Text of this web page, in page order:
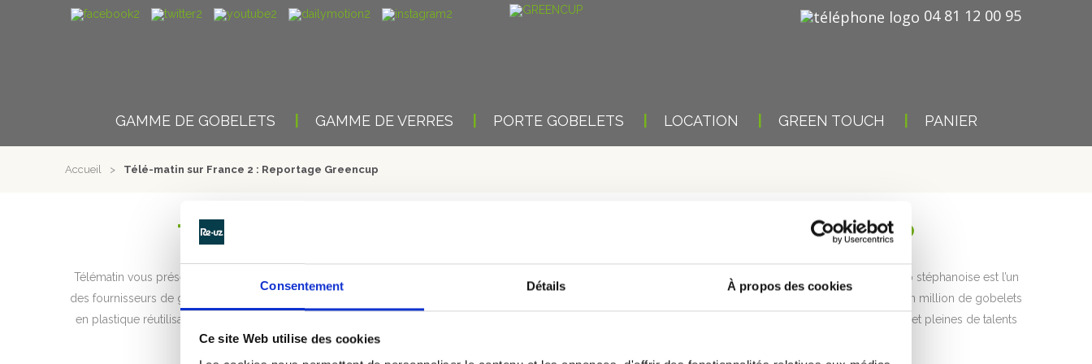
Consentement Détails À propos des cookies
Ce site Web utilise des cookies
04 81 12 00 95
GAMME DE GOBELETS GAMME DE VERRES PORTE GOBELETS LOCATION GREEN TOUCH PANIER
Accueil > Télé-matin sur France 2 : Reportage Greencup
TÉLÉ-MATIN SUR FRANCE 2 : REPORTAGE GREENCUP
Télématin vous présente la météo de l’emploi. Le thème du jour est l’Euro 2016 et Greencup représente un grand acteur pour cet événement. En effet, la startup stéphanoise est l’un
des fournisseurs de gobelets réutilisables personnalisés à l’effigie de cette grande compétition. Choisie par l’UEFA, Greencup fournira entre sept cents mille et un million de gobelets
en plastique réutilisables aux stades de Lille, Lens, Lyon et bien sûr Saint-Etienne. Elle recrute d’ailleurs une trentaine de personnes sensibles à l’environnement et pleines de talents